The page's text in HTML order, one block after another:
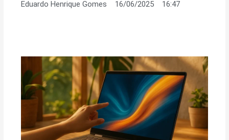
Eduardo Henrique Gomes 16/06/2025 16:47